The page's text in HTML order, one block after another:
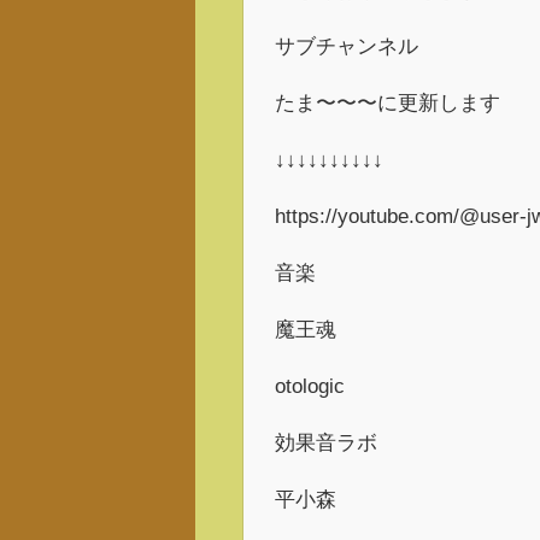
サブチャンネル
たま〜〜〜に更新します
↓↓↓↓↓↓↓↓↓↓
https://youtube.com/@user-
音楽
魔王魂
otologic
効果音ラボ
平小森